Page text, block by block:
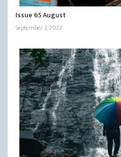
Issue 65 August
September 2, 2022